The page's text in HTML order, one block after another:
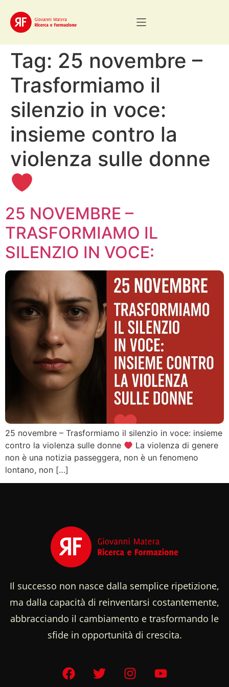
Tag: 25 novembre –
Trasformiamo il
silenzio in voce:
insieme contro la
violenza sulle donne
25 NOVEMBRE –
TRASFORMIAMO IL
SILENZIO IN VOCE:
25 novembre – Trasformiamo il silenzio in voce: insieme
contro la violenza sulle donne
La violenza di genere
non è una notizia passeggera, non è un fenomeno
lontano, non […]
Il successo non nasce dalla semplice ripetizione,
ma dalla capacità di reinventarsi costantemente,
abbracciando il cambiamento e trasformando le
sfide in opportunità di crescita.